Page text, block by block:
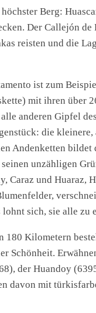
Berg:
Der Callejón
reisten und die
ist zum
mit ihren über
anderen Gipfel
die
Andenketten bildet
unzähligen
Caraz und Huaraz,
sich, sie alle zu
180 Kilometern
Schönheit.
der Huandoy
davon mit